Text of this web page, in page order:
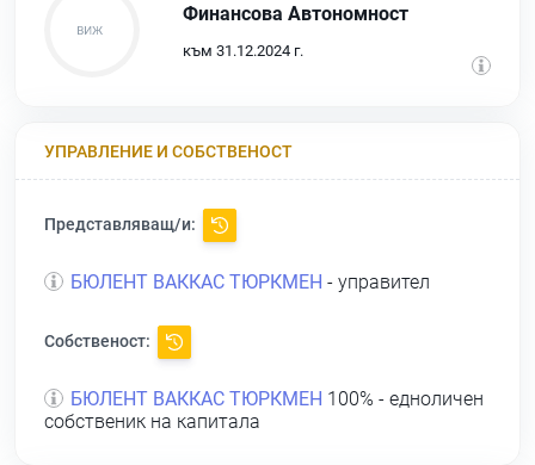
Финансова Автономност
към 31.12.2024 г.
УПРАВЛЕНИЕ И СОБСТВЕНОСТ
Представляващ/и:
БЮЛЕНТ ВАККАС ТЮРКМЕН - управител
Собственост:
БЮЛЕНТ ВАККАС ТЮРКМЕН 100% - едноличен
собственик на капитала